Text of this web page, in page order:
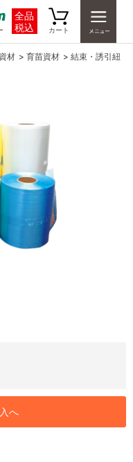
全品
税込
カート
材 > 育苗資材 > 結束・誘引紐
へ